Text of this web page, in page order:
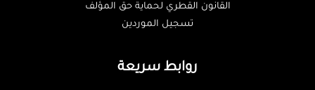
القانون القطري لحماية حق المؤلف
تسجيل الموردين
روابط سريعة